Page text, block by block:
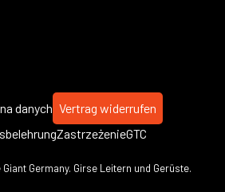
danych Vertrag widerrufen
ZastrzeżenieGTC
Germany. Girse Leitern und Gerüste.